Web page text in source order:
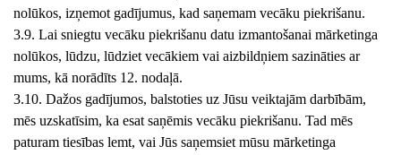
nolūkos, izņemot gadījumus, kad saņemam vecāku piekrišanu.
3.9. Lai sniegtu vecāku piekrišanu datu izmantošanai mārketinga
nolūkos, lūdzu, lūdziet vecākiem vai aizbildņiem sazināties ar
mums, kā norādīts 12. nodaļā.
3.10. Dažos gadījumos, balstoties uz Jūsu veiktajām darbībām,
mēs uzskatīsim, ka esat saņēmis vecāku piekrišanu. Tad mēs
paturam tiesības lemt, vai Jūs saņemsiet mūsu mārketinga